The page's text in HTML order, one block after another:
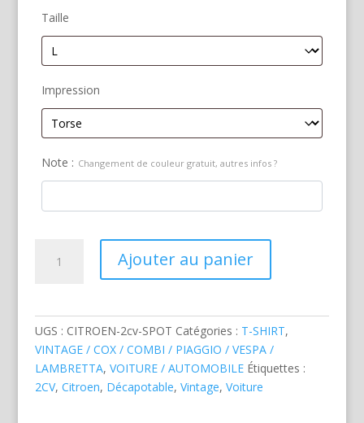
Taille
Impression
Note : Changement de couleur gratuit, autres infos ?
Ajouter au panier
UGS : CITROEN-2cv-SPOT Catégories : T-SHIRT,
VINTAGE / COX / COMBI / PIAGGIO / VESPA /
LAMBRETTA, VOITURE / AUTOMOBILE Étiquettes :
2CV, Citroen, Décapotable, Vintage, Voiture